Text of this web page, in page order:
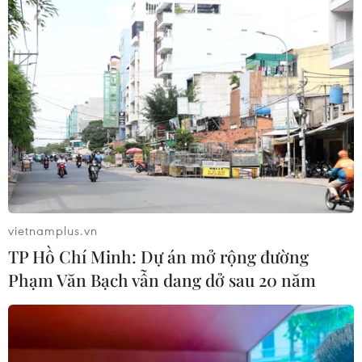
05/08/2026 02:27
CELAC lần đầu tổ chức đối thoại giữa
các ứng cử viên Tổng Thư ký Liên
hợp quốc
04/08/2026 23:08
Mỹ trục xuất gần 1,5 triệu người nhập
cư trái phép trong 12 tháng
04/08/2026 22:43
Động đất tại Venezuela: Số người
thiệt mạng đã tăng lên hơn 6.000
người
vietnamplus.vn
TP Hồ Chí Minh: Dự án mở rộng đường
Phạm Văn Bạch vẫn dang dở sau 20 năm